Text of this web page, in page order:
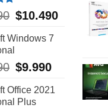
El
original
$25.990.
$10.490
$10.490.
Windows 7
El
original
era:
$9.990
actual
Office 2021
Plus